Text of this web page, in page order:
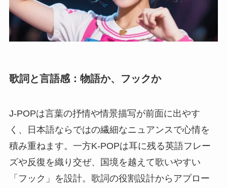
歌詞と言語感：物語か、フックか
J-POPは言葉の抒情や情景描写が前面に出やす
く、日本語ならではの繊細なニュアンスで心情を
積み重ねます。一方K-POPは耳に残る英語フレー
ズや反復を織り交ぜ、国境を越えて歌いやすい
「フック」を設計。歌詞の役割設計からアプロー